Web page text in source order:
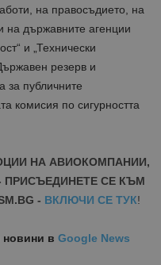
на правосъдието, на
на държавните агенции
и „Технически
резерв и
за публичните
комисия по сигурността
НА АВИОКОМПАНИИ,
ПРИСЪЕДИНЕТЕ СЕ КЪМ
- ВКЛЮЧИ СЕ ТУК!
новини в Google News